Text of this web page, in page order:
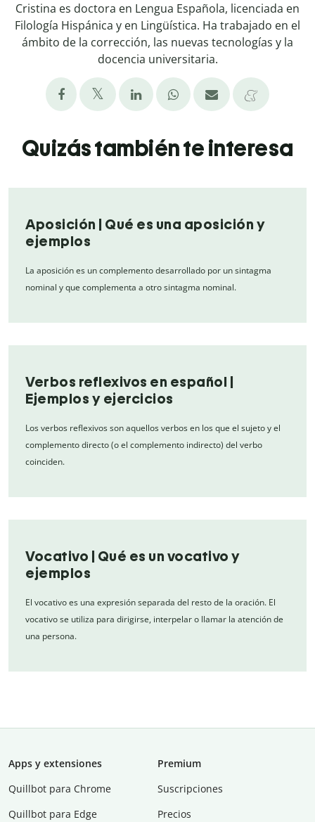
Cristina es doctora en Lengua Española, licenciada en
Filología Hispánica y en Lingüística. Ha trabajado en el
ámbito de la corrección, las nuevas tecnologías y la
docencia universitaria.
Quizás también te interesa
Aposición | Qué es una aposición y
ejemplos
La aposición es un complemento desarrollado por un sintagma
nominal y que complementa a otro sintagma nominal.
Verbos reflexivos en español |
Ejemplos y ejercicios
Los verbos reflexivos son aquellos verbos en los que el sujeto y el
complemento directo (o el complemento indirecto) del verbo
coinciden.
Vocativo | Qué es un vocativo y
ejemplos
El vocativo es una expresión separada del resto de la oración. El
vocativo se utiliza para dirigirse, interpelar o llamar la atención de
una persona.
Apps y extensiones
Quillbot para Chrome
Quillbot para Edge
Premium
Suscripciones
Precios